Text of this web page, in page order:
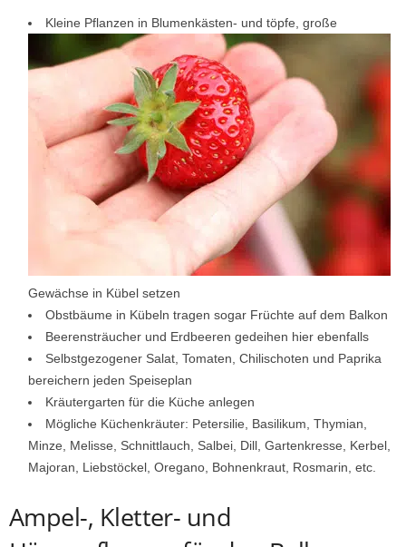
Kleine Pflanzen in Blumenkästen- und töpfe, große
Gewächse in Kübel setzen
Obstbäume in Kübeln tragen sogar Früchte auf dem Balkon
Beerensträucher und Erdbeeren gedeihen hier ebenfalls
Selbstgezogener Salat, Tomaten, Chilischoten und Paprika
bereichern jeden Speiseplan
Kräutergarten für die Küche anlegen
Mögliche Küchenkräuter: Petersilie, Basilikum, Thymian,
Minze, Melisse, Schnittlauch, Salbei, Dill, Gartenkresse, Kerbel,
Majoran, Liebstöckel, Oregano, Bohnenkraut, Rosmarin, etc.
Ampel-, Kletter- und